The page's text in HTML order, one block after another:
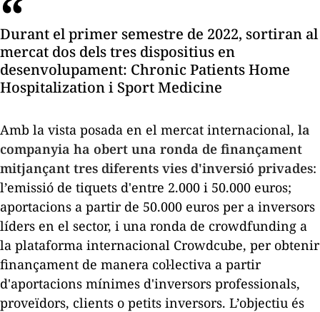
Durant el primer semestre de 2022, sortiran al
mercat dos dels tres dispositius en
desenvolupament: Chronic Patients Home
Hospitalization i Sport Medicine
Amb la vista posada en el mercat internacional, la
companyia ha obert una ronda de finançament
mitjançant tres diferents vies d'inversió privades:
l’emissió de tiquets d'entre 2.000 i 50.000 euros;
aportacions a partir de 50.000 euros per a inversors
líders en el sector, i una ronda de crowdfunding a
la plataforma internacional Crowdcube, per obtenir
finançament de manera col·lectiva a partir
d'aportacions mínimes d'inversors professionals,
proveïdors, clients o petits inversors. L’objectiu és